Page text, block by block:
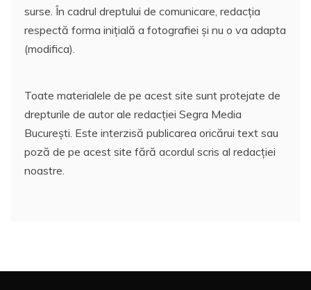
surse. În cadrul dreptului de comunicare, redacția
respectă forma inițială a fotografiei și nu o va adapta
(modifica).
Toate materialele de pe acest site sunt protejate de
drepturile de autor ale redacției Segra Media
București. Este interzisă publicarea oricărui text sau
poză de pe acest site fără acordul scris al redacției
noastre.